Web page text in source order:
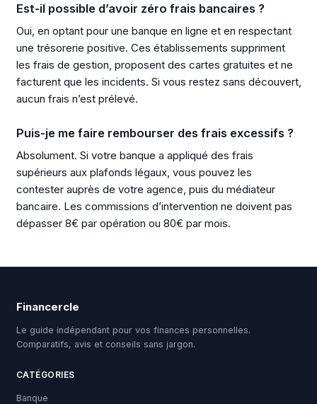
Est-il possible d’avoir zéro frais bancaires ?
Oui, en optant pour une banque en ligne et en respectant
une trésorerie positive. Ces établissements suppriment
les frais de gestion, proposent des cartes gratuites et ne
facturent que les incidents. Si vous restez sans découvert,
aucun frais n’est prélevé.
Puis-je me faire rembourser des frais excessifs ?
Absolument. Si votre banque a appliqué des frais
supérieurs aux plafonds légaux, vous pouvez les
contester auprès de votre agence, puis du médiateur
bancaire. Les commissions d’intervention ne doivent pas
dépasser 8€ par opération ou 80€ par mois.
Financercle
Le guide indépendant pour vos finances personnelles.
Comparatifs, avis et conseils sans jargon.
CATÉGORIES
Banque